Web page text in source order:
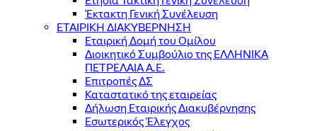
Έκτακτη Γενική Συνέλευση
ΕΤΑΙΡΙΚΗ ΔΙΑΚΥΒΕΡΝΗΣΗ
Εταιρική Δομή του Ομίλου
Διοικητικό Συμβούλιο της ΕΛΛΗΝΙΚΑ
ΠΕΤΡΕΛΑΙΑ Α.Ε.
Επιτροπές ΔΣ
Καταστατικό της εταιρείας
Δήλωση Εταιρικής Διακυβέρνησης
Εσωτερικός Έλεγχος